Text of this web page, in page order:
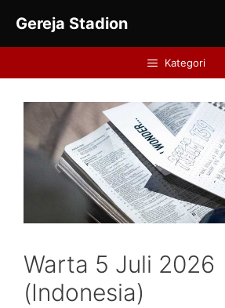
content
Gereja Stadion
Kategori
Warta 5 Juli 2026
(Indonesia)